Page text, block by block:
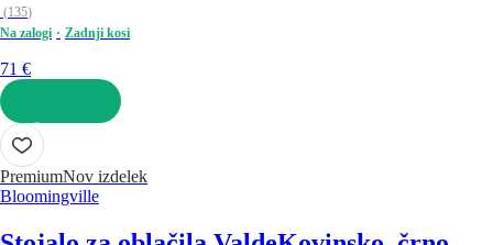
(135)
Na zalogi
Zadnji kosi
71 €
V KOŠARICO
PremiumNov izdelek
Bloomingville